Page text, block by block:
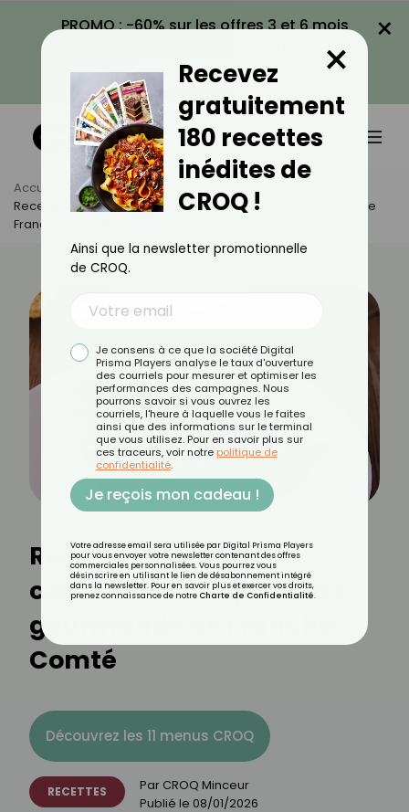
PROMO : -60% sur les offres 3 et 6 mois
VOIR LA PROMO
×
Accueil Actus
Recettes
Recette De Galette Comtoise : Une Spécialité Gourmande De
Franche-Comté
Recette de galette
comtoise : une spécialité
gourmande de Franche-
Comté
Découvrez les 11 menus CROQ
RECETTES Par CROQ Minceur
Publié le 08/01/2026
Recevez
gratuitement
180 recettes
inédites de
CROQ !
×
Ainsi que la newsletter promotionnelle
de CROQ.
Je consens à ce que la société Digital
Prisma Players analyse le taux d'ouverture
des courriels pour mesurer et optimiser les
performances des campagnes. Nous
pourrons savoir si vous ouvrez les
courriels, l'heure à laquelle vous le faites
ainsi que des informations sur le terminal
que vous utilisez. Pour en savoir plus sur
ces traceurs, voir notre politique de
confidentialité.
Je reçois mon cadeau !
Votre adresse email sera utilisée par Digital Prisma Players
pour vous envoyer votre newsletter contenant des offres
commerciales personnalisées. Vous pourrez vous
désinscrire en utilisant le lien de désabonnement intégré
dans la newsletter. Pour en savoir plus et exercer vos droits,
prenez connaissance de notre Charte de Confidentialité.